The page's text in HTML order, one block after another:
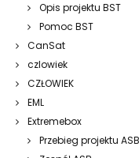
Opis projektu BST
Pomoc BST
CanSat
czlowiek
CZŁOWIEK
EML
Extremebox
Przebieg projektu ASB